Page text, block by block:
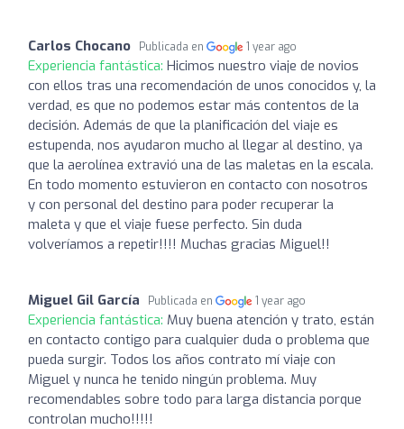
Carlos Chocano Publicada en 1 year ago
Experiencia fantástica: Hicimos nuestro viaje de novios
con ellos tras una recomendación de unos conocidos y, la
verdad, es que no podemos estar más contentos de la
decisión. Además de que la planificación del viaje es
estupenda, nos ayudaron mucho al llegar al destino, ya
que la aerolínea extravió una de las maletas en la escala.
En todo momento estuvieron en contacto con nosotros
y con personal del destino para poder recuperar la
maleta y que el viaje fuese perfecto. Sin duda
volveríamos a repetir!!!! Muchas gracias Miguel!!
Miguel Gil García Publicada en 1 year ago
Experiencia fantástica: Muy buena atención y trato, están
en contacto contigo para cualquier duda o problema que
pueda surgir. Todos los años contrato mí viaje con
Miguel y nunca he tenido ningún problema. Muy
recomendables sobre todo para larga distancia porque
controlan mucho!!!!!